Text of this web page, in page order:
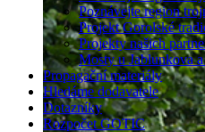
Poznávejte region
Projekt Gorolské
Projekty našich
Mosty u Jablunkova
Propagační materiály
Hledáme dodavatele
Dotazníky
Rozpočet GOTIC